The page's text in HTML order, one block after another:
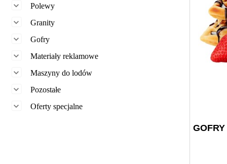
 Polewy
 Granity
 Gofry
 Materiały reklamowe
 Maszyny do lodów
 Pozostałe
 Oferty specjalne